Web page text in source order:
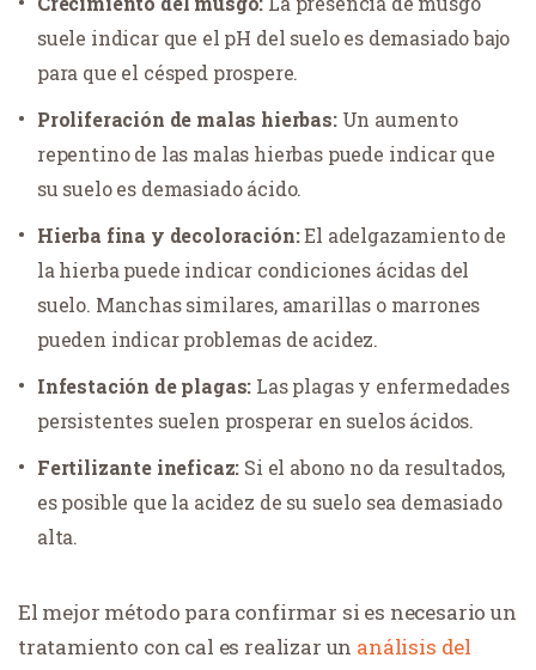
suele indicar que el pH del suelo es demasiado bajo
para que el césped prospere.
Proliferación de malas hierbas:Un aumento
repentino de las malas hierbas puede indicar que
su suelo es demasiado ácido.
Hierba fina y decoloración:El adelgazamiento de
la hierba puede indicar condiciones ácidas del
suelo. Manchas similares, amarillas o marrones
pueden indicar problemas de acidez.
Infestación de plagas: Las plagas y enfermedades
persistentes suelen prosperar en suelos ácidos.
Fertilizante ineficaz: Si el abono no da resultados,
es posible que la acidez de su suelo sea demasiado
alta.
El mejor método para confirmar si es necesario un
tratamiento con cal es realizar un análisis del